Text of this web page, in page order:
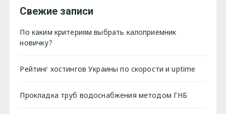
Свежие записи
По каким критериям выбрать калоприемник
новичку?
Рейтинг хостингов Украины по скорости и uptime
Прокладка труб водоснабжения методом ГНБ